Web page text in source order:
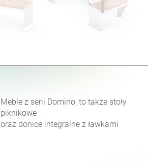
Meble z serii Domino, to także stoły
piknikowe
oraz donice integralne z ławkami